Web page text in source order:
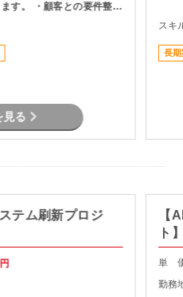
す。 ・顧客との要件整
ジェクト計画の策定およ
チームとの調整およびマネ
題、リスク管理 ・関係
び各種報告 ・要件定義か
見る
スキ
長期
テム刷新プロジ
【
ト
単
勤務